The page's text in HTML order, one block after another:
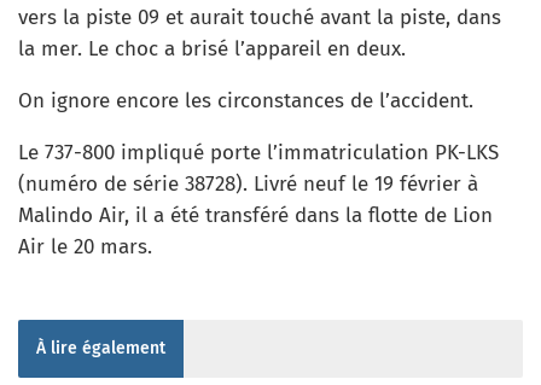
vers la piste 09 et aurait touché avant la piste, dans
la mer. Le choc a brisé l’appareil en deux.
On ignore encore les circonstances de l’accident.
Le 737-800 impliqué porte l’immatriculation PK-LKS
(numéro de série 38728). Livré neuf le 19 février à
Malindo Air, il a été transféré dans la flotte de Lion
Air le 20 mars.
À lire également